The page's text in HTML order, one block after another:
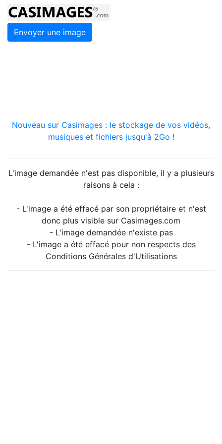
Envoyer une image
Nouveau sur Casimages : le stockage de vos vidéos,
musiques et fichiers jusqu'à 2Go !
L'image demandée n'est pas disponible, il y a plusieurs
raisons à cela :
- L'image a été effacé par son propriétaire et n'est
donc plus visible sur Casimages.com
- L'image demandée n'existe pas
- L'image a été effacé pour non respects des
Conditions Générales d'Utilisations